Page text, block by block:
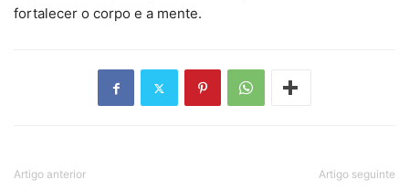
fortalecer o corpo e a mente.
Artigo anterior Artigo seguinte